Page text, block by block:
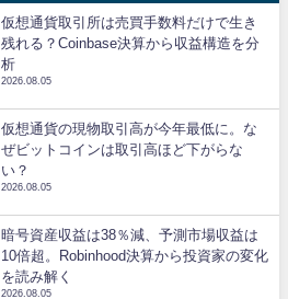
仮想通貨取引所は売買手数料だけで生き
残れる？Coinbase決算から収益構造を分
析
2026.08.05
仮想通貨の現物取引高が今年最低に。な
ぜビットコインは取引高ほど下がらな
い？
2026.08.05
暗号資産収益は38％減、予測市場収益は
10倍超。Robinhood決算から投資家の変化
を読み解く
2026.08.05